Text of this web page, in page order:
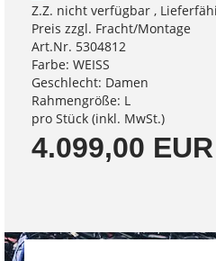
Z.Z. nicht verfügbar ,
Preis zzgl. Fracht/Montage
Art.Nr. 5304812
Farbe: WEISS
Geschlecht: Damen
Rahmengröße: L
pro Stück (inkl. MwSt.)
4.099,00 EUR